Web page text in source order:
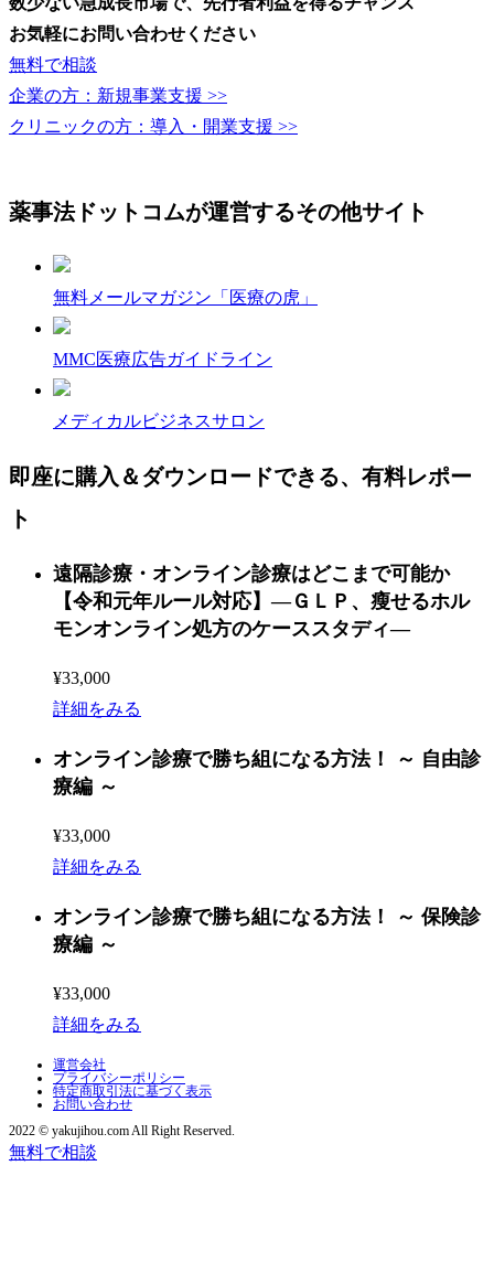
お気軽にお問い合わせください
無料で相談
企業の方：新規事業支援 >>
クリニックの方：導入・開業支援 >>
薬事法ドットコムが運営するその他サイト
無料メールマガジン「医療の虎」
MMC医療広告ガイドライン
メディカルビジネスサロン
即座に購入＆ダウンロードできる、有料レポー
ト
遠隔診療・オンライン診療はどこまで可能か
【令和元年ルール対応】―ＧＬＰ、瘦せるホル
モンオンライン処方のケーススタディ―
¥33,000
詳細をみる
オンライン診療で勝ち組になる方法！ ～ 自由診
療編 ～
¥33,000
詳細をみる
オンライン診療で勝ち組になる方法！ ～ 保険診
療編 ～
¥33,000
詳細をみる
運営会社
プライバシーポリシー
特定商取引法に基づく表示
お問い合わせ
2022 © yakujihou.com All Right Reserved.
無料で相談